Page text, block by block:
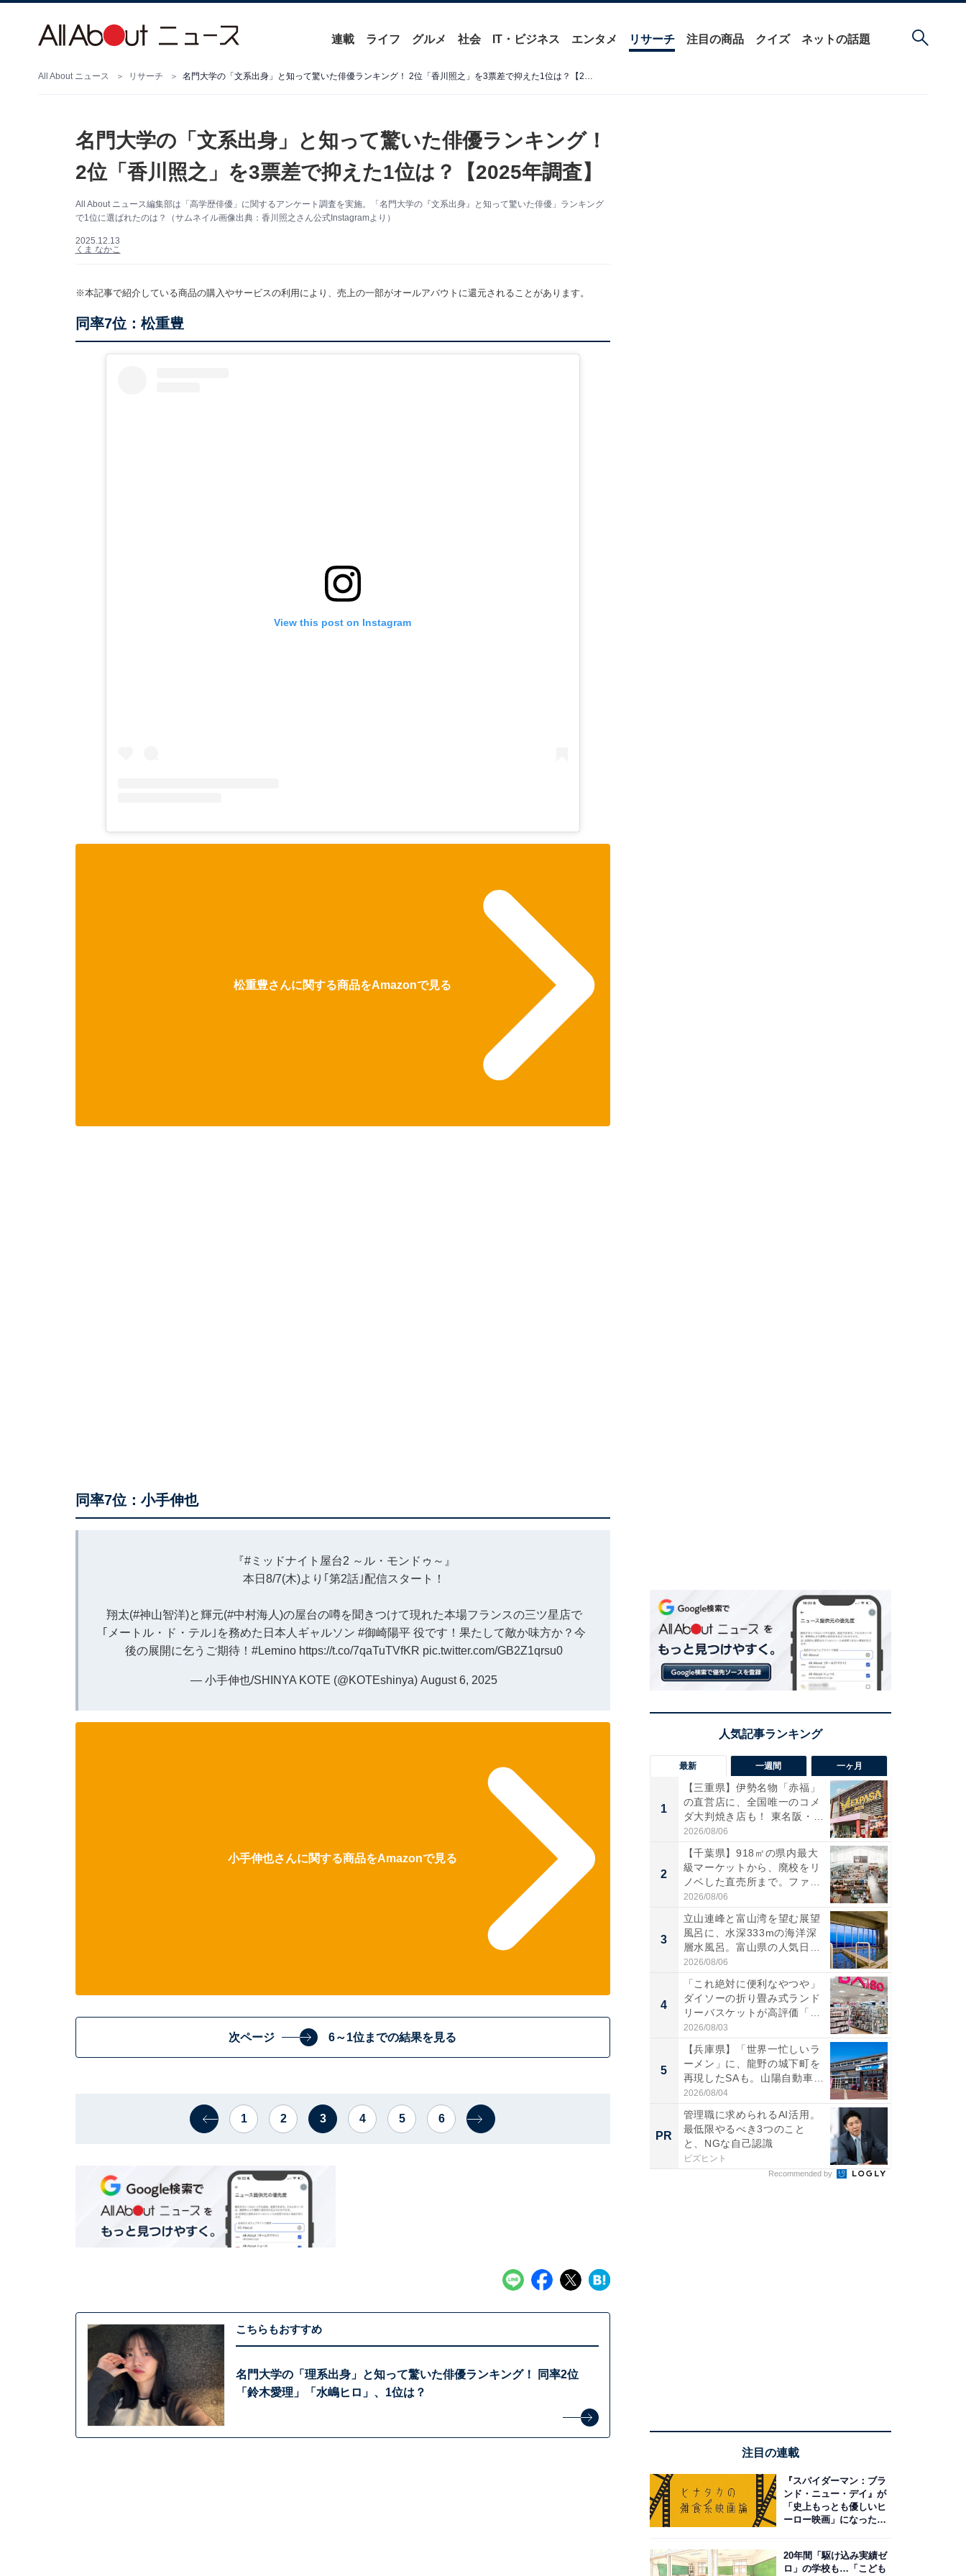
連載 ライフ グルメ 社会 IT・ビジネス エンタメ リサーチ 注目の商品 クイズ ネットの話題
All About ニュース リサーチ 名門大学の「文系出身」と知って驚いた俳優ランキング！ 2位「香川照之」を3票差で抑えた1位は？【2025年調査】
名門大学の「文系出身」と知って驚いた俳優ランキング！
2位「香川照之」を3票差で抑えた1位は？【2025年調査】
All About ニュース編集部は「高学歴俳優」に関するアンケート調査を実施。「名門大学の『文系出身』と知って驚いた俳優」ランキング
で1位に選ばれたのは？（サムネイル画像出典：香川照之さん公式Instagramより）
2025.12.13
くま なかこ
※本記事で紹介している商品の購入やサービスの利用により、売上の一部がオールアバウトに還元されることがあります。
同率7位：松重豊
View this post on Instagram
松重豊さんに関する商品をAmazonで見る
同率7位：小手伸也
『#ミッドナイト屋台2 ～ル・モンドゥ～』
本日8/7(木)より｢第2話｣配信スタート！
翔太(#神山智洋)と輝元(#中村海人 )の屋台の噂を聞きつけて現れた本場フランスの三ツ星店で
｢メートル・ド・テル｣を務めた日本人ギャルソン #御崎陽平 役です！果たして敵か味方か？今
後の展開に乞うご期待！ #Lemino https://t.co/7qaTuTVfKR pic.twitter.com/GB2Z1qrsu0
— 小手伸也/SHINYA KOTE (@KOTEshinya) August 6, 2025
小手伸也さんに関する商品をAmazonで見る
次ページ 6～1位までの結果を見る
1 2 3 4 5 6
こちらもおすすめ
名門大学の「理系出身」と知って驚いた俳優ランキング！ 同率2位
「鈴木愛理」「水嶋ヒロ」、1位は？
最新 一週間 一ヶ月
1
【三重県】伊勢名物「赤福」
の直営店に、全国唯一のコメ
ダ大判焼き店も！ 東名阪・
伊...
2026/08/06
2
【千葉県】918㎡の県内最大
級マーケットから、廃校をリ
ノベした直売所まで。ファ
ー...
2026/08/06
3
立山連峰と富山湾を望む展望
風呂に、水深333mの海洋深
層水風呂。富山県の人気日
帰...
2026/08/06
4
「これ絶対に便利なやつや」
ダイソーの折り畳み式ランド
リーバスケットが高評価「使
わ...
2026/08/03
5
【兵庫県】「世界一忙しいラ
ーメン」に、龍野の城下町を
再現したSAも。山陽自動車
道...
2026/08/04
PR
管理職に求められるAI活用。
最低限やるべき3つのこと
と、NGな自己認識
ビズヒント
Recommended by
注目の連載
『スパイダーマン：ブラ
ンド・ニュー・デイ』が
「史上もっとも優しいヒ
ーロー映画」になった理
20年間「駆け込み実績ゼ
ロ」の学校も…「こども